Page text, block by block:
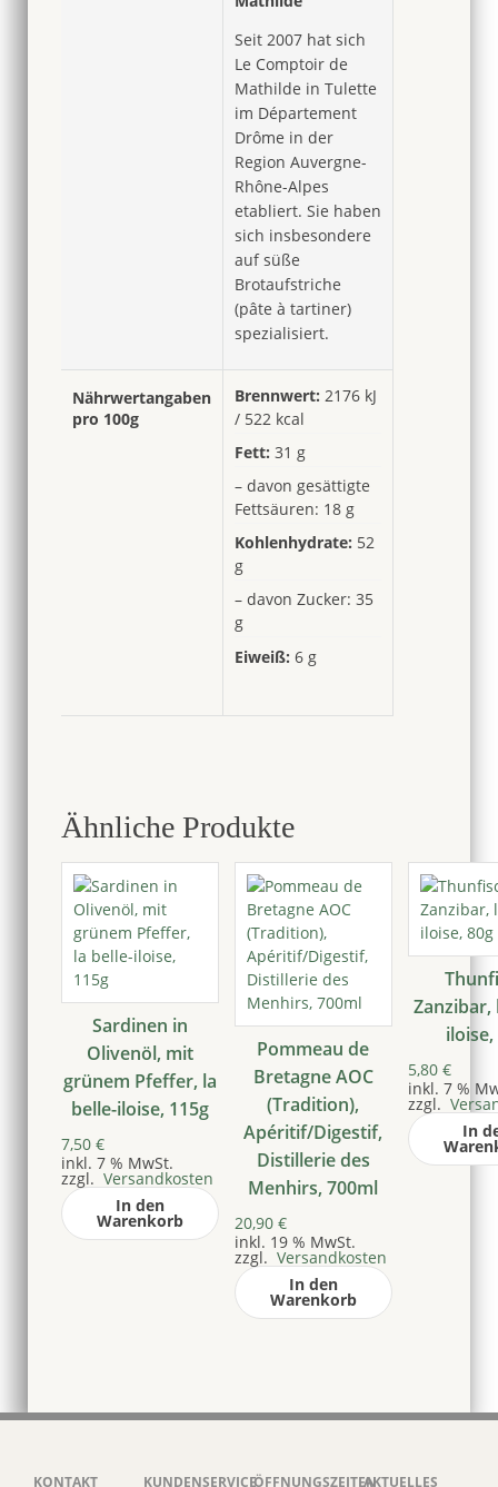
Seit 2007 hat sich
Le Comptoir de
Mathilde in Tulette
im Département
Drôme in der
Region Auvergne-
Rhône-Alpes
etabliert. Sie haben
sich insbesondere
auf süße
Brotaufstriche
(pâte à tartiner)
spezialisiert.
Nährwertangaben
pro 100g
Brennwert: 2176 kJ
/ 522 kcal
Fett: 31 g
– davon gesättigte
Fettsäuren: 18 g
Kohlenhydrate: 52
g
– davon Zucker: 35
g
Eiweiß: 6 g
Ähnliche Produkte
Sardinen in
Olivenöl, mit
grünem Pfeffer, la
belle-iloise, 115g
7,50 €
inkl. 7 % MwSt.
zzgl. Versandkosten
In den
Warenkorb
Pommeau de
Bretagne AOC
(Tradition),
Apéritif/Digestif,
Distillerie des
Menhirs, 700ml
20,90 €
inkl. 19 % MwSt.
zzgl. Versandkosten
In den
Warenkorb
Zanzibar,
iloise,
5,80 €
inkl. 7 %
zzgl.
In
KONTAKT KUNDENSERVICEÖFFNUNGSZEITENAKTUELLES